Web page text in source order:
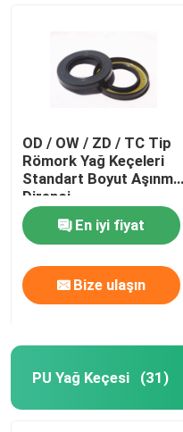
OD / OW / ZD / TC Tip
Römork Yağ Keçeleri
Standart Boyut Aşınma
Direnci
En iyi fiyat
Bize ulaşın
PU Yağ Keçesi (31)